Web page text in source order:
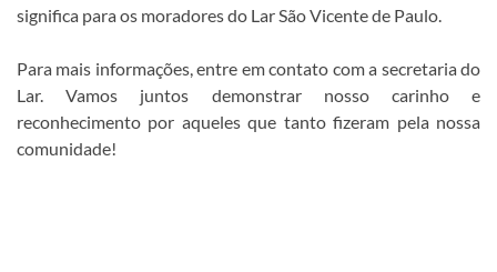
significa para os moradores do Lar São Vicente de Paulo.
Para mais informações, entre em contato com a secretaria do
Lar. Vamos juntos demonstrar nosso carinho e
reconhecimento por aqueles que tanto fizeram pela nossa
comunidade!